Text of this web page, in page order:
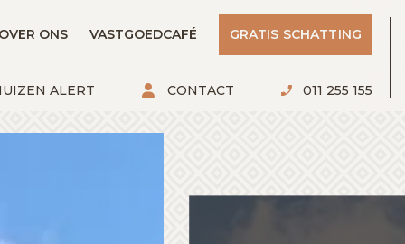
ALERT CONTACT 011 255 155
ONS VASTGOEDCAFÉ GRATIS SCHATTING